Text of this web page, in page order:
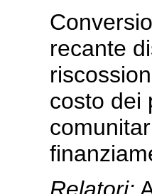
recante
costo dei